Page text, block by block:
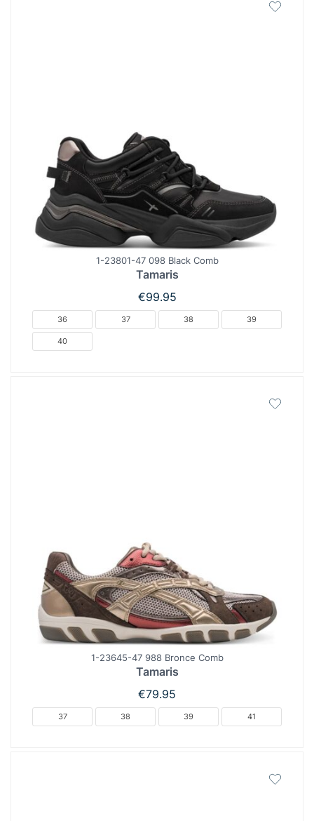
1-23801-47 098 Black Comb
Tamaris
€99.95
36 37 38 39
40
1-23645-47 988 Bronce Comb
Tamaris
€79.95
37 38 39 41